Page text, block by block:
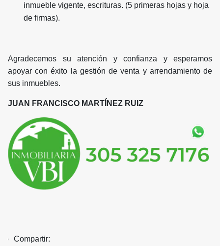
inmueble vigente, escrituras. (5 primeras hojas y hoja
de firmas).
Agradecemos su atención y confianza y esperamos
apoyar con éxito la gestión de venta y arrendamiento de
sus inmuebles.
JUAN FRANCISCO MARTÍNEZ RUIZ
Compartir: